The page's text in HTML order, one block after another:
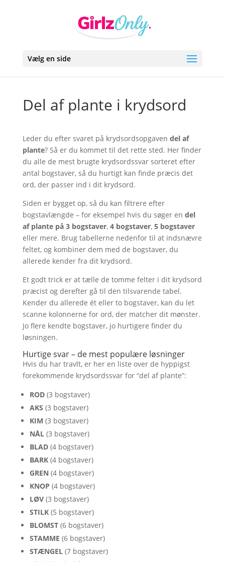
Vælg en side
Del af plante i krydsord
Leder du efter svaret på krydsordsopgaven del af
plante? Så er du kommet til det rette sted. Her finder
du alle de mest brugte krydsordssvar sorteret efter
antal bogstaver, så du hurtigt kan finde præcis det
ord, der passer ind i dit krydsord.
Siden er bygget op, så du kan filtrere efter
bogstavlængde – for eksempel hvis du søger en del
af plante på 3 bogstaver, 4 bogstaver, 5 bogstaver
eller mere. Brug tabellerne nedenfor til at indsnævre
feltet, og kombiner dem med de bogstaver, du
allerede kender fra dit krydsord.
Et godt trick er at tælle de tomme felter i dit krydsord
præcist og derefter gå til den tilsvarende tabel.
Kender du allerede ét eller to bogstaver, kan du let
scanne kolonnerne for ord, der matcher dit mønster.
Jo flere kendte bogstaver, jo hurtigere finder du
løsningen.
Hurtige svar – de mest populære løsninger
Hvis du har travlt, er her en liste over de hyppigst
forekommende krydsordssvar for “del af plante”:
ROD(3 bogstaver)
AKS (3 bogstaver)
KIM (3 bogstaver)
NÅL(3 bogstaver)
BLAD(4 bogstaver)
BARK(4 bogstaver)
GREN (4 bogstaver)
KNOP (4 bogstaver)
LØV(3 bogstaver)
STILK(5 bogstaver)
BLOMST(6 bogstaver)
STAMME (6 bogstaver)
STÆNGEL(7 bogstaver)